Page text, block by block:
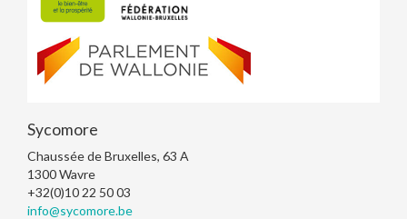
Sycomore
Chaussée de Bruxelles, 63 A
1300Wavre
+32(0)10 22 50 03
info@sycomore.be